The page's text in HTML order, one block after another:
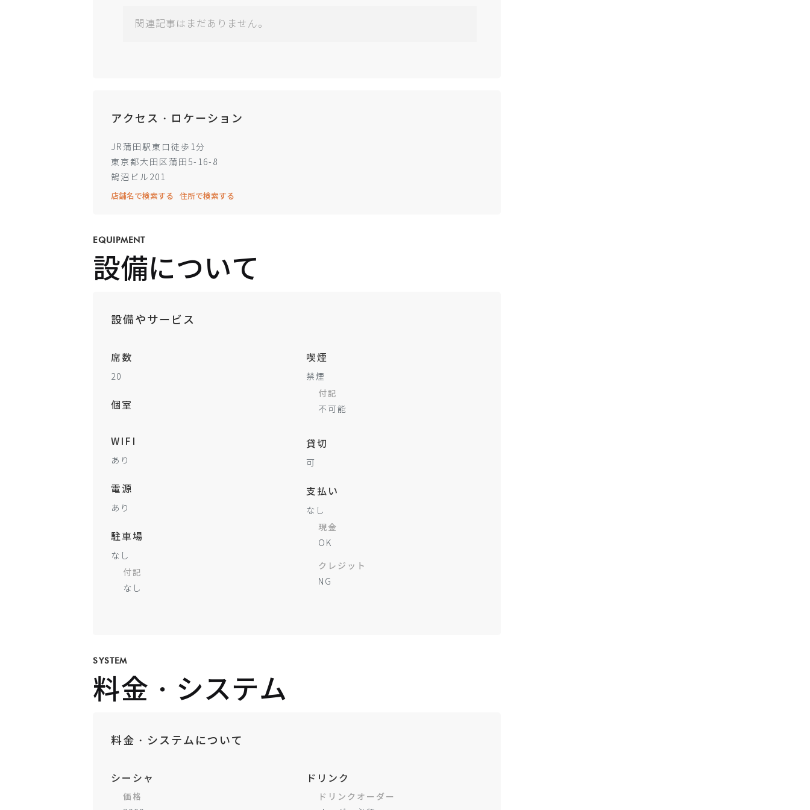
関連記事はまだありません。
アクセス・ロケーション
JR蒲田駅東口徒歩1分
東京都大田区蒲田5-16-8
鵠沼ビル201
店舗名で検索する
住所で検索する
EQUIPMENT
設備について
設備やサービス
席数
20
個室
WIFI
あり
電源
あり
駐車場
なし
付記
なし
喫煙
禁煙
付記
不可能
貸切
可
支払い
なし
現金
OK
クレジット
NG
SYSTEM
料金・システム
料金・システムについて
シーシャ
価格
ドリンク
ドリンクオーダー